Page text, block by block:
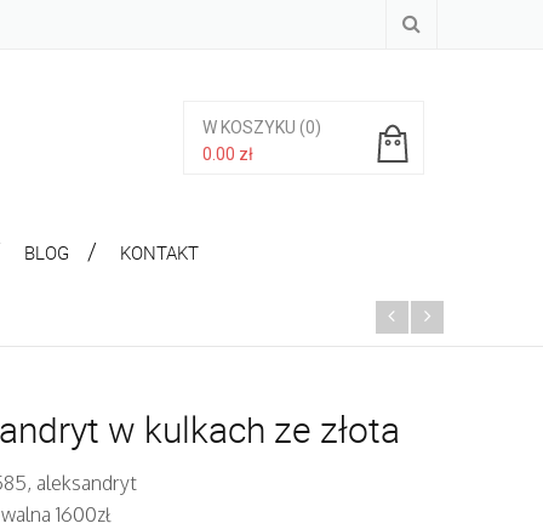
W KOSZYKU (0)
0.00 zł
BLOG KONTAKT
w kulkach ze złota
aleksandryt
1600zł